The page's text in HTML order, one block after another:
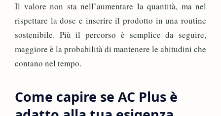
Il valore non sta nell’aumentare la quantità, ma nel
rispettare la dose e inserire il prodotto in una routine
sostenibile. Più il percorso è semplice da seguire,
maggiore è la probabilità di mantenere le abitudini che
contano nel tempo.
Come capire se AC Plus è